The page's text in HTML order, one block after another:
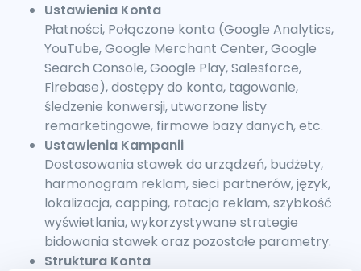
Ustawienia Konta
Płatności, Połączone konta (Google Analytics,
YouTube, Google Merchant Center, Google
Search Console, Google Play, Salesforce,
Firebase), dostępy do konta, tagowanie,
śledzenie konwersji, utworzone listy
remarketingowe, firmowe bazy danych, etc.
Ustawienia Kampanii
Dostosowania stawek do urządzeń, budżety,
harmonogram reklam, sieci partnerów, język,
lokalizacja, capping, rotacja reklam, szybkość
wyświetlania, wykorzystywane strategie
bidowania stawek oraz pozostałe parametry.
Struktura Konta